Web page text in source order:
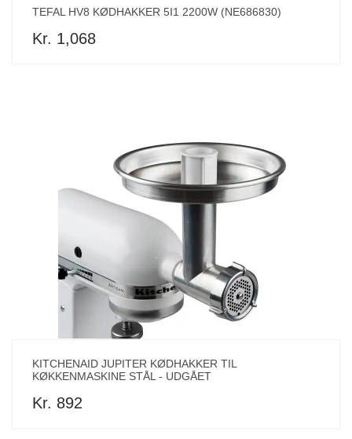
TEFAL HV8 KØDHAKKER 5I1 2200W (NE686830)
Kr. 1,068
KITCHENAID JUPITER KØDHAKKER TIL
KØKKENMASKINE STÅL - UDGÅET
Kr. 892